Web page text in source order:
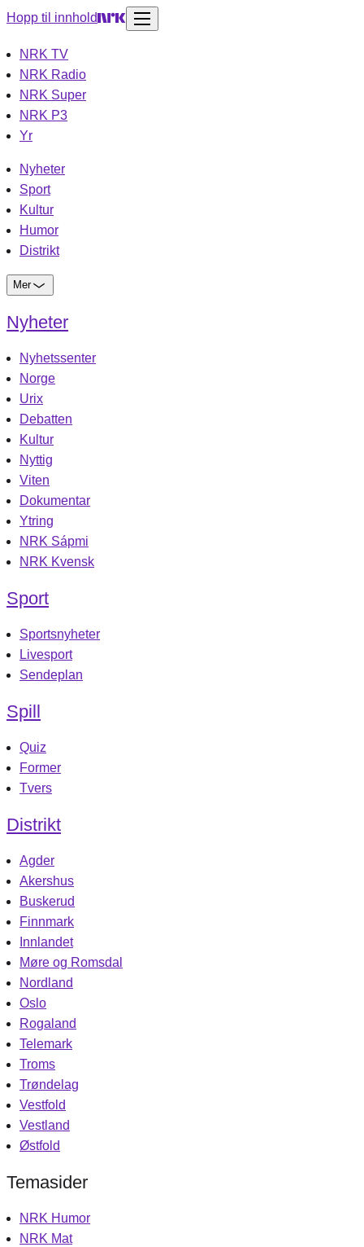
Hopp til innhold
NRK TV
NRK Radio
NRK Super
NRK P3
Yr
Nyheter
Sport
Kultur
Humor
Distrikt
Mer
Nyheter
Nyhetssenter
Norge
Urix
Debatten
Kultur
Nyttig
Viten
Dokumentar
Ytring
NRK Sápmi
NRK Kvensk
Sport
Sportsnyheter
Livesport
Sendeplan
Spill
Quiz
Former
Tvers
Distrikt
Agder
Akershus
Buskerud
Finnmark
Innlandet
Møre og Romsdal
Nordland
Oslo
Rogaland
Telemark
Troms
Trøndelag
Vestfold
Vestland
Østfold
Temasider
NRK Humor
NRK Mat